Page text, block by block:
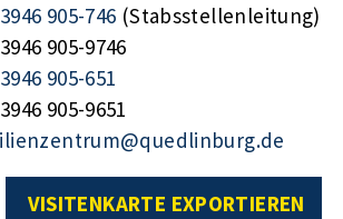
905-746 (Stabsstellenleitung)
905-9746
905-651
905-9651
VISITENKARTE EXPORTIEREN